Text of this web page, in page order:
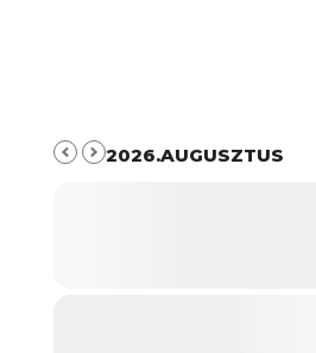
2026.AUGUSZTUS